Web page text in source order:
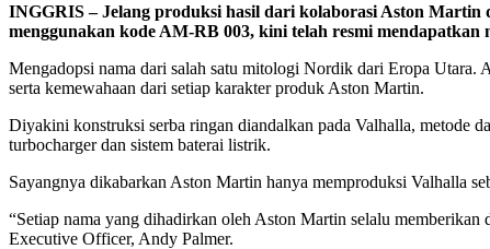
INGGRIS – Jelang produksi hasil dari kolaborasi Aston Martin
menggunakan kode AM-RB 003, kini telah resmi
Mengadopsi nama dari salah satu mitologi Nordik dari Eropa
serta kemewahaan dari setiap karakter produk Aston Martin.
Diyakini konstruksi serba ringan diandalkan pada Valhalla, metode
turbocharger dan sistem baterai listrik.
Sayangnya dikabarkan Aston Martin hanya memproduksi Valhalla
“Setiap nama yang dihadirkan oleh Aston Martin selalu
Executive Officer, Andy Palmer.